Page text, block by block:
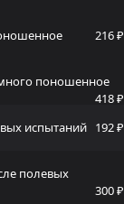
216 ₽
поношенное
418 ₽
испытаний 192 ₽
полевых
300 ₽